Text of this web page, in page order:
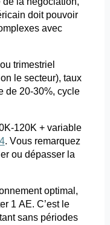
doit pouvoir
avec
trimestriel
le secteur), taux
de 20-30%, cycle
120K + variable
. Vous remarquez
ou dépasser la
optimal,
1 AE. C’est le
sans périodes